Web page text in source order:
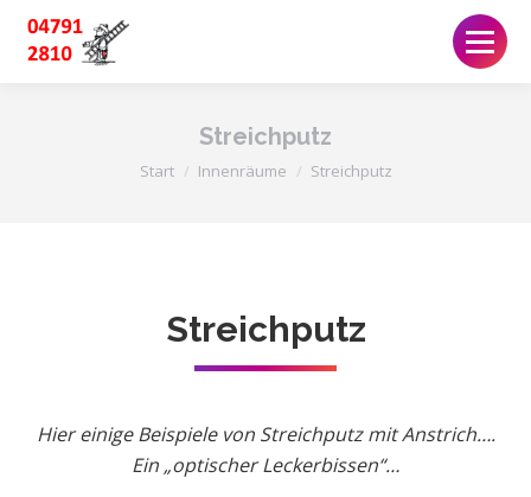
Streichputz
Sie befinden sich hier:
Start Innenräume Streichputz
Streichputz
Hier einige Beispiele von Streichputz mit Anstrich….
Ein „optischer Leckerbissen“…